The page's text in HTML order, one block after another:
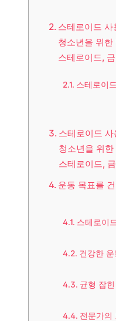
스테로이드 사
청소년을 위한
스테로이드,
스테로이
스테로이드 사
청소년을 위한
스테로이드,
운동 목표를
스테로이
건강한
균형 잡
전문가의